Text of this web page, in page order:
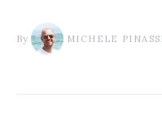
By MICHELE